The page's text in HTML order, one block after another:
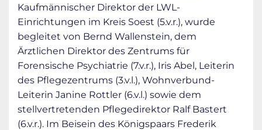
Kaufmännischer Direktor der LWL-
Einrichtungen im Kreis Soest (5.v.r.), wurde
begleitet von Bernd Wallenstein, dem
Ärztlichen Direktor des Zentrums für
Forensische Psychiatrie (7.v.r.), Iris Abel, Leiterin
des Pflegezentrums (3.v.l.), Wohnverbund-
Leiterin Janine Rottler (6.v.l.) sowie dem
stellvertretenden Pflegedirektor Ralf Bastert
(6.v.r.). Im Beisein des Königspaars Frederik